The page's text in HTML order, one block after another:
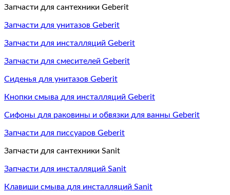
Запчасти для сантехники Geberit
Запчасти для унитазов Geberit
Запчасти для инсталляций Geberit
Запчасти для смесителей Geberit
Сиденья для унитазов Geberit
Кнопки смыва для инсталляций Geberit
Сифоны для раковины и обвязки для ванны Geberit
Запчасти для писсуаров Geberit
Запчасти для сантехники Sanit
Запчасти для инсталляций Sanit
Клавиши смыва для инсталляций Sanit